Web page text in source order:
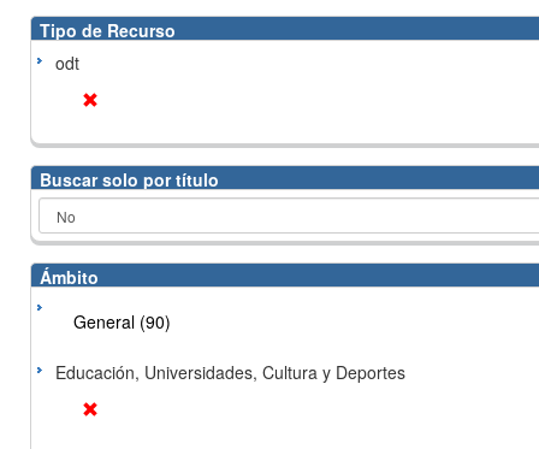
Tipo de Recurso
odt
Buscar solo por título
Ámbito
General (90)
Educación, Universidades, Cultura y Deportes